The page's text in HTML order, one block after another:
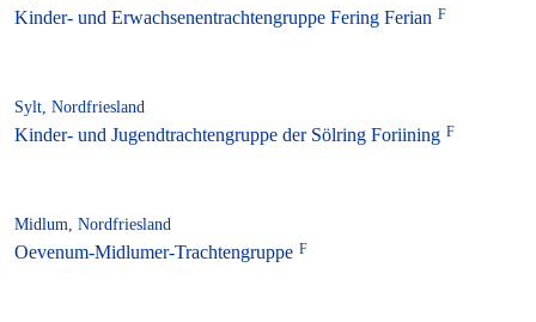
Kinder- und Erwachsenentrachtengruppe Fering Ferian
Sylt, Nordfriesland
Kinder- und Jugendtrachtengruppe der Sölring Foriining
Midlum, Nordfriesland
Oevenum-Midlumer-Trachtengruppe